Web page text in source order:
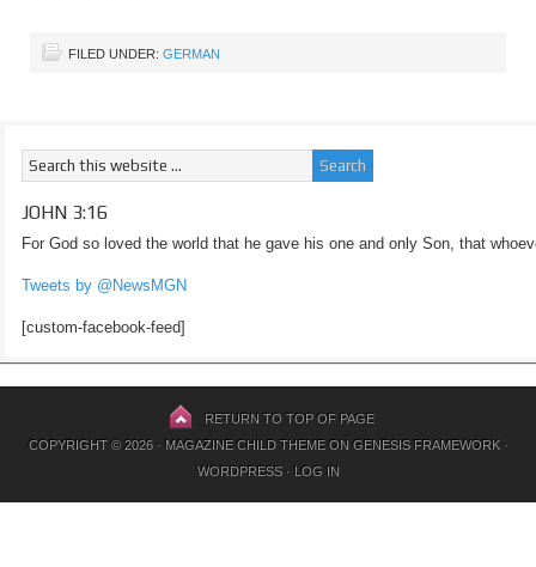
FILED UNDER: GERMAN
JOHN 3:16
For God so loved the world that he gave his one and only Son, that
Tweets by @NewsMGN
[custom-facebook-feed]
RETURN TO TOP OF PAGE
COPYRIGHT © 2026 · MAGAZINE CHILD THEMEON GENESIS FRAMEWORK·
WORDPRESS· LOG IN